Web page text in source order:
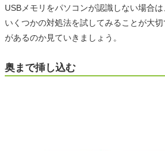
USBメモリをパソコンが認識しない場合
いくつかの対処法を試してみることが大
があるのか見ていきましょう。
奥まで挿し込む